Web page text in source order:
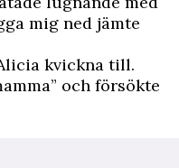
mig ned jämte
kvickna till.
och försökte